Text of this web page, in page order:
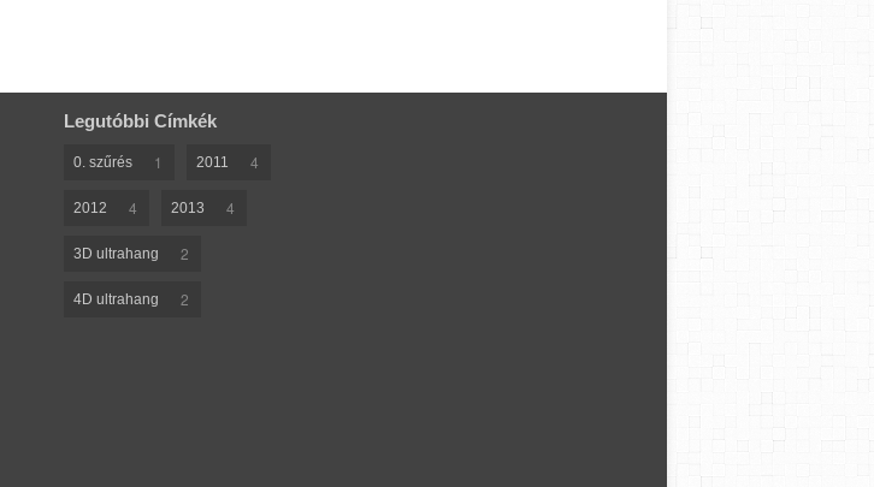
Legutóbbi Címkék
0. szűrés 1 2011 4
2012 4 2013 4
3D ultrahang 2
4D ultrahang 2